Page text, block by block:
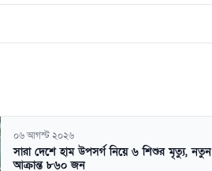
০৬ আগস্ট ২০২৬
সারা দেশে হাম উপসর্গ নিয়ে ৬ শিশুর মৃত্যু, নতুন
আক্রান্ত ৮৬০ জন